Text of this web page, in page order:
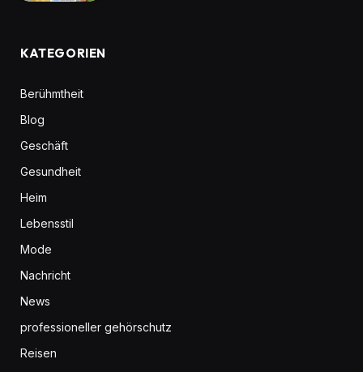
KATEGORIEN
Berühmtheit
Blog
Geschäft
Gesundheit
Heim
Lebensstil
Mode
Nachricht
News
professioneller gehörschutz
Reisen